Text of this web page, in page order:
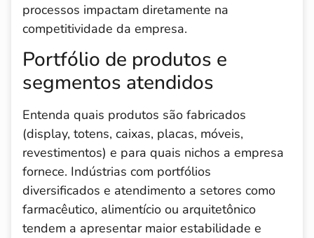
processos impactam diretamente na
competitividade da empresa.
Portfólio de produtos e
segmentos atendidos
Entenda quais produtos são fabricados
(display, totens, caixas, placas, móveis,
revestimentos) e para quais nichos a empresa
fornece. Indústrias com portfólios
diversificados e atendimento a setores como
farmacêutico, alimentício ou arquitetônico
tendem a apresentar maior estabilidade e